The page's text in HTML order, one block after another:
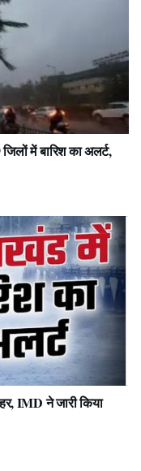
में बारिश का अलर्ट,
IMD ने जारी किया